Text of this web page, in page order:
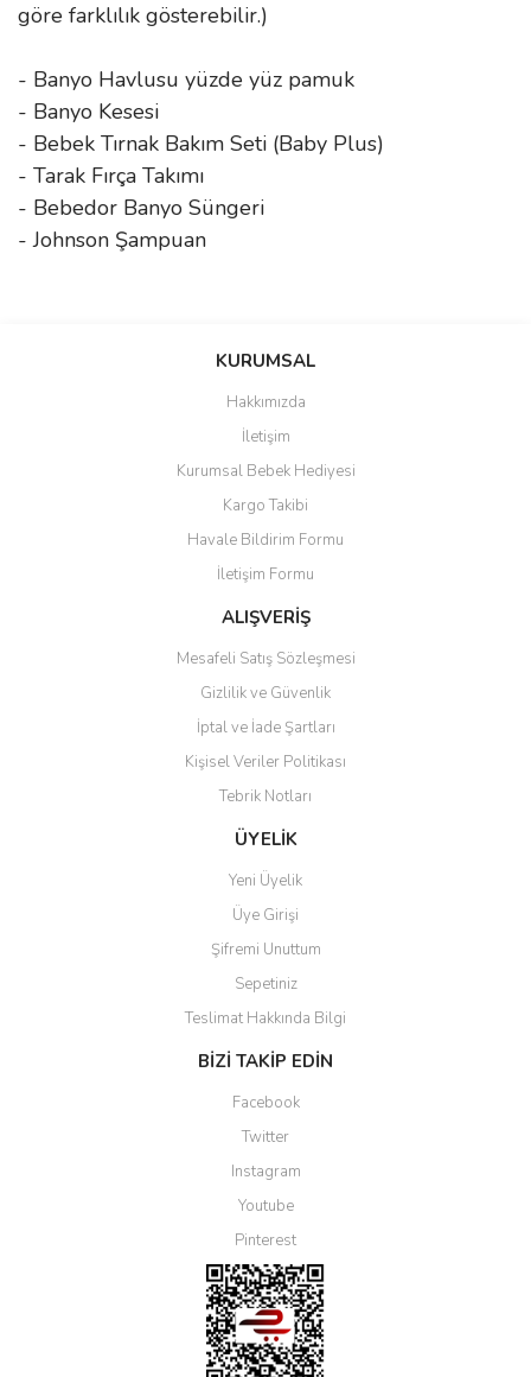
göre farklılık gösterebilir.)
- Banyo Havlusu yüzde yüz pamuk
- Banyo Kesesi
- Bebek Tırnak Bakım Seti (Baby Plus)
- Tarak Fırça Takımı
- Bebedor Banyo Süngeri
- Johnson Şampuan
Bu ürüne ilk yorumu siz yapın!
Yorum Yaz
Ürün resmi kalitesiz, bozuk veya görüntülenemiyor.
Ürün açıklamasında eksik bilgiler bulunuyor.
Ürün bilgilerinde hatalar bulunuyor.
Ürün fiyatı diğer sitelerden daha pahalı.
Bu ürüne benzer farklı alternatifler olmalı.
Gönder
KURUMSAL
Hakkımızda
İletişim
Kurumsal Bebek Hediyesi
Kargo Takibi
Havale Bildirim Formu
İletişim Formu
ALIŞVERİŞ
Mesafeli Satış Sözleşmesi
Gizlilik ve Güvenlik
İptal ve İade Şartları
Kişisel Veriler Politikası
Tebrik Notları
ÜYELİK
Yeni Üyelik
Üye Girişi
Şifremi Unuttum
Sepetiniz
Teslimat Hakkında Bilgi
BİZİ TAKİP EDİN
Facebook
Twitter
Instagram
Youtube
Pinterest